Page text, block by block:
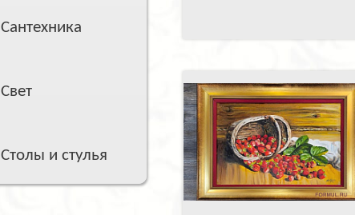
Сантехника
Свет
Столы и стулья